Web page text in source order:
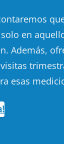
en
Además,
esas